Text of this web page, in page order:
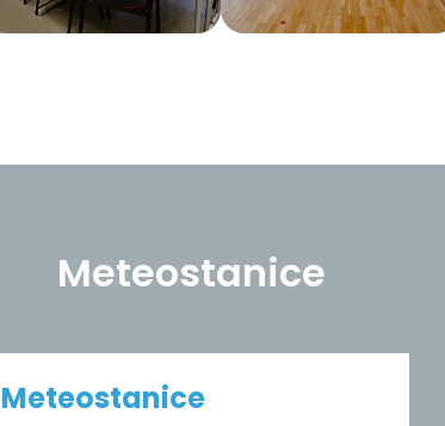
Meteostanice
Meteostanice